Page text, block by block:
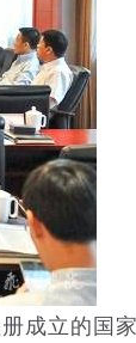
成立的国